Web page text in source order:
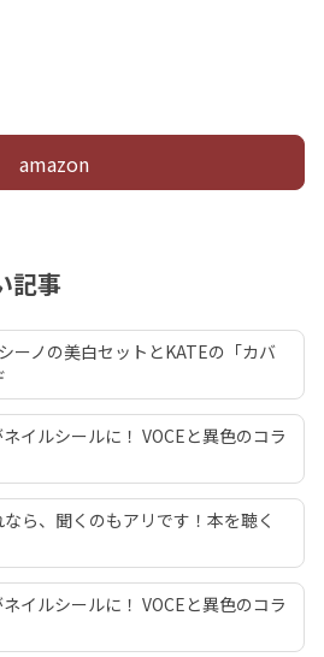
amazon
記事
ーノの美白セットとKATEの「カバ
イルシールに！ VOCEと異色のコラ
ら、聞くのもアリです！本を聴く
イルシールに！ VOCEと異色のコラ